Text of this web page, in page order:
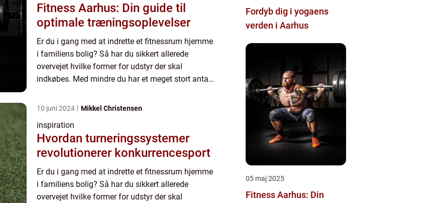
Fitness Aarhus: Din guide til
optimale træningsoplevelser
Er du i gang med at indrette et fitnessrum hjemme
i familiens bolig? Så har du sikkert allerede
overvejet hvilke former for udstyr der skal
indkøbes. Med mindre du har et meget stort antal
økonomisere med plad...
10 juni 2024 Mikkel Christensen
inspiration
Hvordan turneringssystemer
revolutionerer konkurrencesport
Er du i gang med at indrette et fitnessrum hjemme
i familiens bolig? Så har du sikkert allerede
overvejet hvilke former for udstyr der skal
Fordyb dig i yogaens
verden i Aarhus
05 maj 2025
Fitness Aarhus: Din